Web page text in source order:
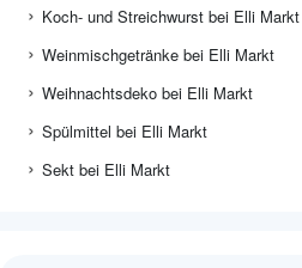
Koch- und Streichwurst bei Elli Markt
Weinmischgetränke bei Elli Markt
Weihnachtsdeko bei Elli Markt
Spülmittel bei Elli Markt
Sekt bei Elli Markt